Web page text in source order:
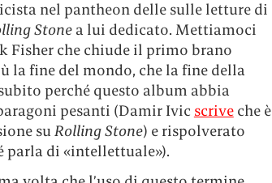
nel pantheon delle sulle letture di
Stonea lui dedicato. Mettiamoci
Fisher che chiude il primo brano
la fine del mondo, che la fine della
perché questo album abbia
pesanti (Damir Ivic scriveche è
su Rolling Stone) e rispolverato
parla di «intellettuale»).